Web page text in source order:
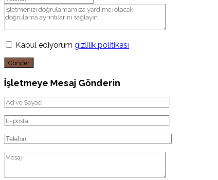
Kabul ediyorum gizlilik politikası
Gönder
İşletmeye Mesaj Gönderin